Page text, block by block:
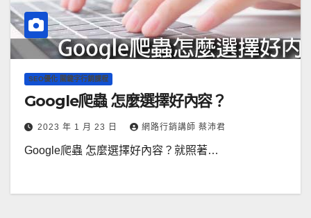
SEO優化 關鍵字行銷課程
Google爬蟲 怎麼選擇好內容？
2023 年 1 月 23 日 網路行銷講師 蔡沛君
Google爬蟲 怎麼選擇好內容？就照著…